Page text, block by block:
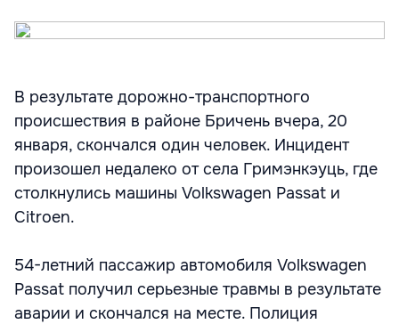
В результате дорожно-транспортного
происшествия в районе Бричень вчера, 20
января, скончался один человек. Инцидент
произошел недалеко от села Гримэнкэуць, где
столкнулись машины Volkswagen Passat и
Citroen.
54-летний пассажир автомобиля Volkswagen
Passat получил серьезные травмы в результате
аварии и скончался на месте. Полиция